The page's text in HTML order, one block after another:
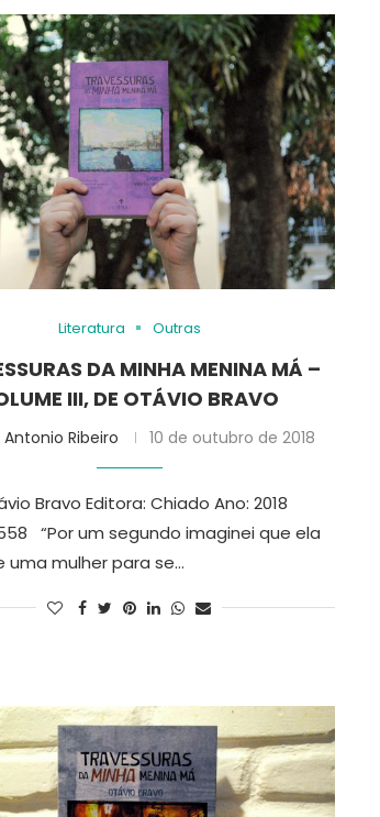
Literatura Outras
DA MINHA MENINA MÁ –
III, DE OTÁVIO BRAVO
Antonio Ribeiro 10 de outubro de 2018
Bravo Editora: Chiado Ano: 2018
“Por um segundo imaginei que ela
uma mulher para se…